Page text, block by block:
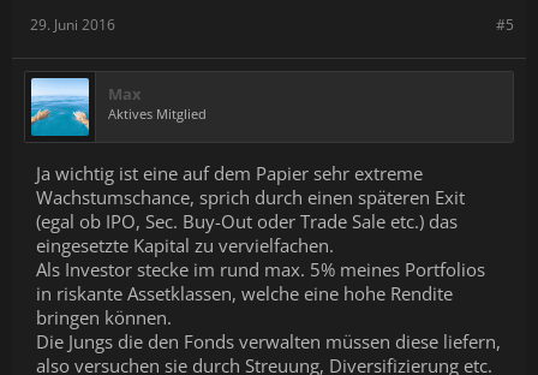
#5
29. Juni 2016
Max
Aktives Mitglied
Ja wichtig ist eine auf dem Papier sehr extreme
Wachstumschance, sprich durch einen späteren Exit
(egal ob IPO, Sec. Buy-Out oder Trade Sale etc.) das
eingesetzte Kapital zu vervielfachen.
Als Investor stecke im rund max. 5% meines Portfolios
in riskante Assetklassen, welche eine hohe Rendite
bringen können.
Die Jungs die den Fonds verwalten müssen diese liefern,
also versuchen sie durch Streuung, Diversifizierung etc.